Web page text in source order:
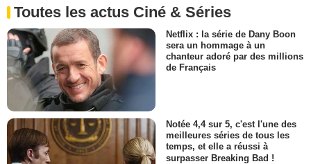
Toutes les actus Ciné & Séries
Netflix : la série de Dany Boon
sera un hommage à un
chanteur adoré par des millions
de Français
Notée 4,4 sur 5, c'est l'une des
meilleures séries de tous les
temps, et elle a réussi à
surpasser Breaking Bad !